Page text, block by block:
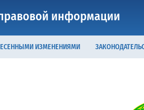
информации
ИЗМЕНЕНИЯМИ